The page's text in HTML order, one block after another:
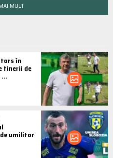
MULT
în
tinerii de
umilitor